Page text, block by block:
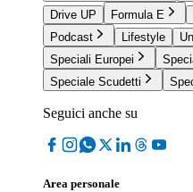
Drive UP
Formula E
Podcast
Lifestyle
Speciali Europei
Speciale Scudetti
Seguici anche su
Area personale